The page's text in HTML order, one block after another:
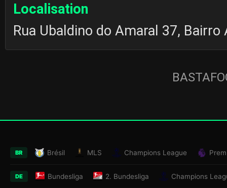
Localisation
Rua Ubaldino do Amaral 37,
BR Brésil MLS Champions League
DE Bundesliga 2. Bundesliga Champions